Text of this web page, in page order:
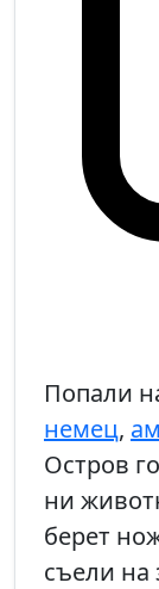
Попали
немец,
Остров
ни
берет
съели на